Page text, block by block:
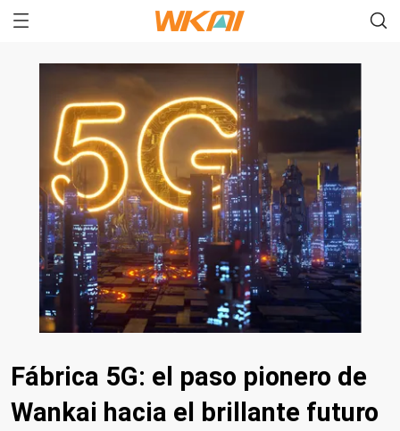
Fábrica 5G: el paso pionero de
Wankai hacia el brillante futuro